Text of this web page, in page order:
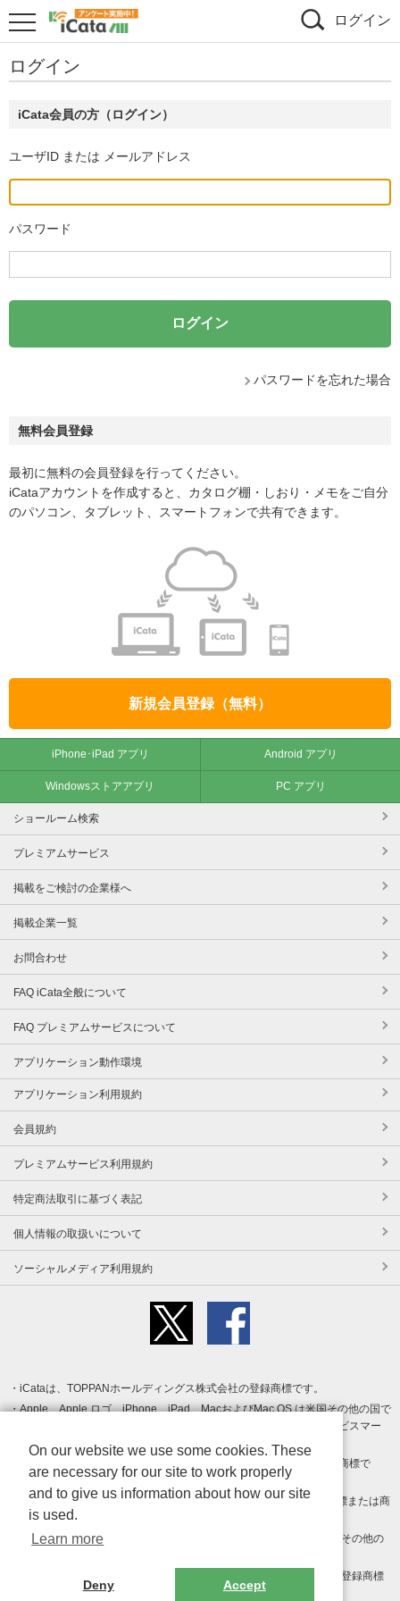
ログイン
ログイン
iCata会員の方（ログイン）
ユーザID または メールアドレス
パスワード
パスワードを忘れた場合
無料会員登録
最初に無料の会員登録を行ってください。
iCataアカウントを作成すると、カタログ棚・しおり・メモをご自分
のパソコン、タブレット、スマートフォンで共有できます。
新規会員登録（無料）
iPhone･iPad アプリ Android アプリ
Windowsストアアプリ PC アプリ
ショールーム検索
プレミアムサービス
掲載をご検討の企業様へ
掲載企業一覧
お問合わせ
FAQ iCata全般について
FAQ プレミアムサービスについて
アプリケーション動作環境
アプリケーション利用規約
会員規約
プレミアムサービス利用規約
特定商法取引に基づく表記
個人情報の取扱いについて
ソーシャルメディア利用規約
iCataは、TOPPANホールディングス株式会社の登録商標です。
Apple、Apple ロゴ、iPhone、iPad、MacおよびMac OS は米国その他の国で
登録された Apple Inc. の商標です。App Store は Apple Inc. のサービスマー
クです。
Android、Google Play および Google Play ロゴ は Google LLC の商標で
す。
Windows は Microsoft Inc.の米国およびその他の国における登録商標または商
標です。
Adobe、Adobe Reader、Adobe PDF は、Adobe Inc.の米国およびその他の
その他、記載されている会社名、商品名、ロゴは各社の商標または登録商標
On our website we use some cookies. These
are necessary for our site to work properly
and to give us information about how our site
is used.
Learn more
Deny Accept